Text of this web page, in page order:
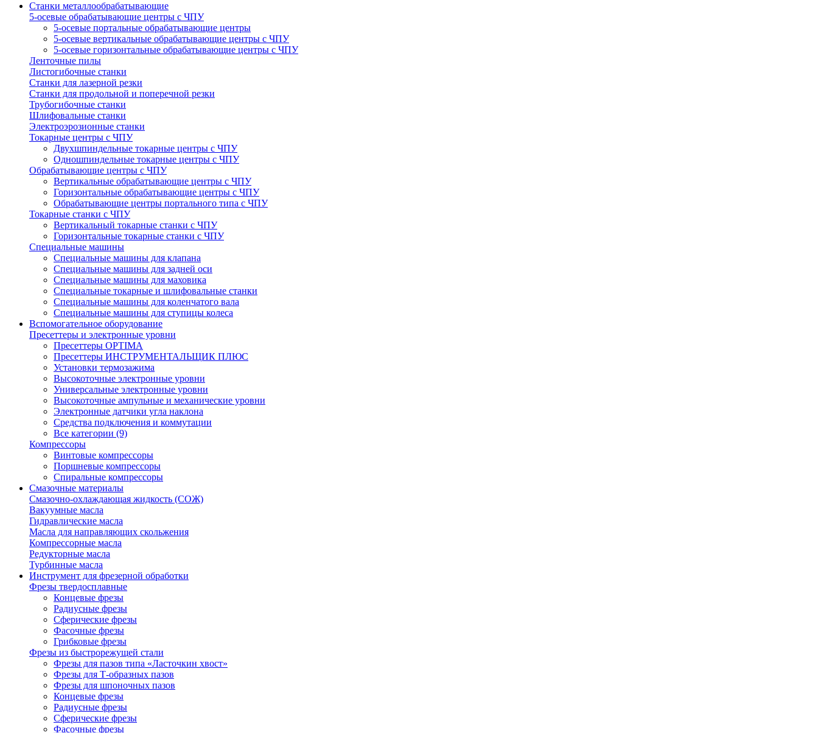
Станки металлообрабатывающие
5-осевые обрабатывающие центры с ЧПУ
5-осевые портальные обрабатывающие центры
5-осевые вертикальные обрабатывающие центры с ЧПУ
5-осевые горизонтальные обрабатывающие центры с ЧПУ
Ленточные пилы
Листогибочные станки
Станки для лазерной резки
Станки для продольной и поперечной резки
Трубогибочные станки
Шлифовальные станки
Электроэрозионные станки
Токарные центры с ЧПУ
Двухшпиндельные токарные центры с ЧПУ
Одношпиндельные токарные центры с ЧПУ
Обрабатывающие центры с ЧПУ
Вертикальные обрабатывающие центры с ЧПУ
Горизонтальные обрабатывающие центры с ЧПУ
Обрабатывающие центры портального типа с ЧПУ
Токарные станки с ЧПУ
Вертикальный токарные станки с ЧПУ
Горизонтальные токарные станки с ЧПУ
Специальные машины
Специальные машины для клапана
Специальные машины для задней оси
Специальные машины для маховика
Специальные токарные и шлифовальные станки
Специальные машины для коленчатого вала
Специальные машины для ступицы колеса
Вспомогательное оборудование
Пресеттеры и электронные уровни
Пресеттеры OPTIMA
Пресеттеры ИНСТРУМЕНТАЛЬЩИК ПЛЮС
Установки термозажима
Высокоточные электронные уровни
Универсальные электронные уровни
Высокоточные ампульные и механические уровни
Электронные датчики угла наклона
Средства подключения и коммутации
Все категории (9)
Компрессоры
Винтовые компрессоры
Поршневые компрессоры
Спиральные компрессоры
Смазочные материалы
Смазочно-охлаждающая жидкость (СОЖ)
Вакуумные масла
Гидравлические масла
Масла для направляющих скольжения
Компрессорные масла
Редукторные масла
Турбинные масла
Инструмент для фрезерной обработки
Фрезы твердосплавные
Концевые фрезы
Радиусные фрезы
Сферические фрезы
Фасочные фрезы
Грибковые фрезы
Фрезы из быстрорежущей стали
Фрезы для пазов типа «Ласточкин хвост»
Фрезы для Т-образных пазов
Фрезы для шпоночных пазов
Концевые фрезы
Радиусные фрезы
Сферические фрезы
Фасочные фрезы